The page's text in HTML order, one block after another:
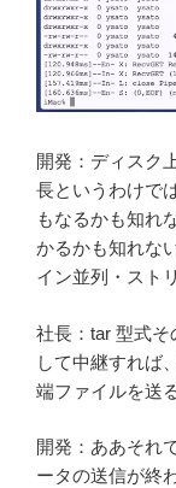
開発：ディスク
長というわけで
もなるかも知れ
かるかも知れな
イン並列・スト
社長：tar 型式
して中継すれば
端ファイルを送
開発：ああそれ
ータの送信が終